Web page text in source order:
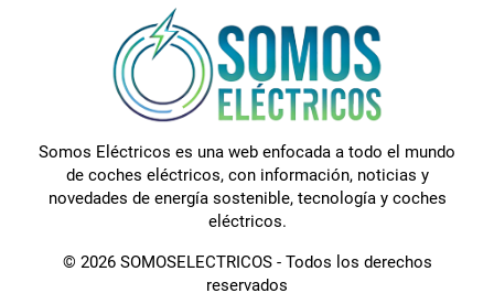
Somos Eléctricos es una web enfocada a todo el mundo
de coches eléctricos, con información, noticias y
novedades de energía sostenible, tecnología y coches
eléctricos.
© 2026 SOMOSELECTRICOS - Todos los derechos
reservados